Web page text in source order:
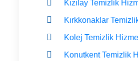
Kızılay Temizlik
Kırkkonaklar
Kolej Temizlik
Konutkent Temizlik